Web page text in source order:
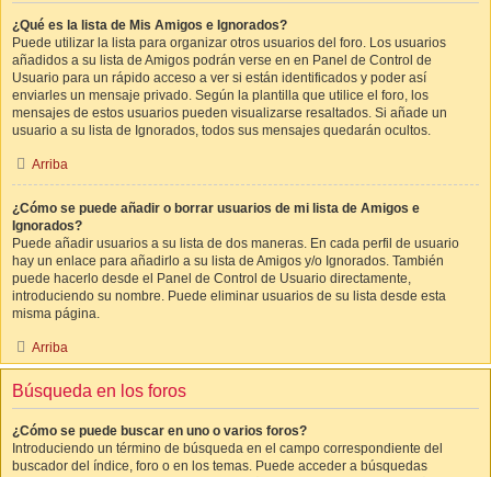
¿Qué es la lista de Mis Amigos e Ignorados?
Puede utilizar la lista para organizar otros usuarios del foro. Los usuarios
añadidos a su lista de Amigos podrán verse en en Panel de Control de
Usuario para un rápido acceso a ver si están identificados y poder así
enviarles un mensaje privado. Según la plantilla que utilice el foro, los
mensajes de estos usuarios pueden visualizarse resaltados. Si añade un
usuario a su lista de Ignorados, todos sus mensajes quedarán ocultos.
Arriba
¿Cómo se puede añadir o borrar usuarios de mi lista de Amigos e
Ignorados?
Puede añadir usuarios a su lista de dos maneras. En cada perfil de usuario
hay un enlace para añadirlo a su lista de Amigos y/o Ignorados. También
puede hacerlo desde el Panel de Control de Usuario directamente,
introduciendo su nombre. Puede eliminar usuarios de su lista desde esta
misma página.
Arriba
Búsqueda en los foros
¿Cómo se puede buscar en uno o varios foros?
Introduciendo un término de búsqueda en el campo correspondiente del
buscador del índice, foro o en los temas. Puede acceder a búsquedas